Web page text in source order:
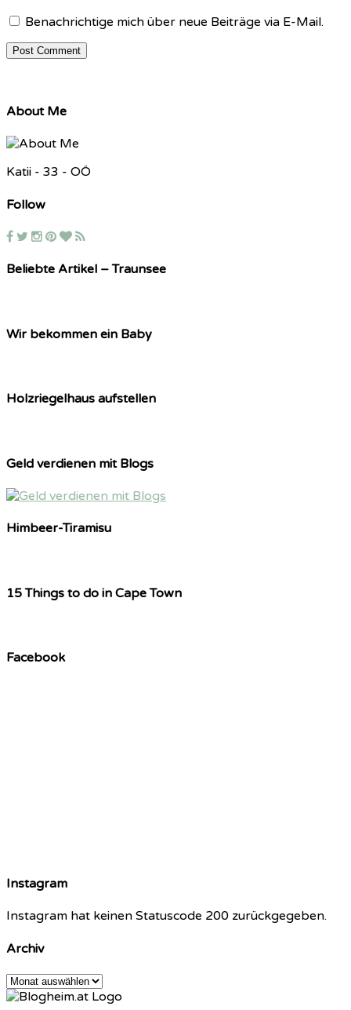
Benachrichtige mich über neue Beiträge via E-Mail.
About Me
Katii - 33 - OÖ
Follow
Beliebte Artikel – Traunsee
Wir bekommen ein Baby
Holzriegelhaus aufstellen
Geld verdienen mit Blogs
Himbeer-Tiramisu
15 Things to do in Cape Town
Facebook
Instagram
Instagram hat keinen Statuscode 200 zurückgegeben.
Archiv
Archiv